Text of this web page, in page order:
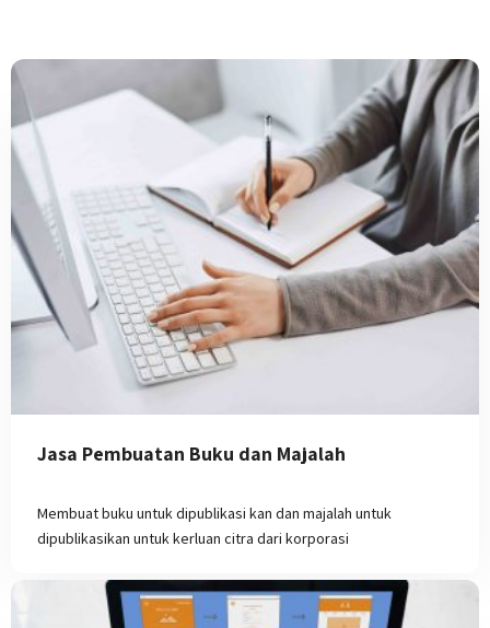
Jasa Pembuatan Buku dan Majalah
Membuat buku untuk dipublikasi kan dan majalah untuk
dipublikasikan untuk kerluan citra dari korporasi